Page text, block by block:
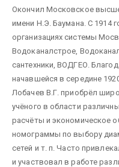
Окончил Московское
имени Н.Э. Баумана. С 1914
организациях системы
Водоканалстрое,
сантехники, ВОДГЕО.
начавшейся в середине
Лобачев В.Г. приобрёл
учёного в области
расчёты и экономическое
номограммы по выбору
сетей и т. п. Часто
и участвовал в работе